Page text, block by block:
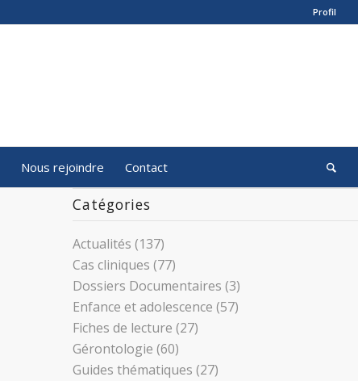
Profil
Nous rejoindre Contact
Catégories
Actualités (137)
Cas cliniques (77)
Dossiers Documentaires (3)
Enfance et adolescence (57)
Fiches de lecture (27)
Gérontologie (60)
Guides thématiques (27)